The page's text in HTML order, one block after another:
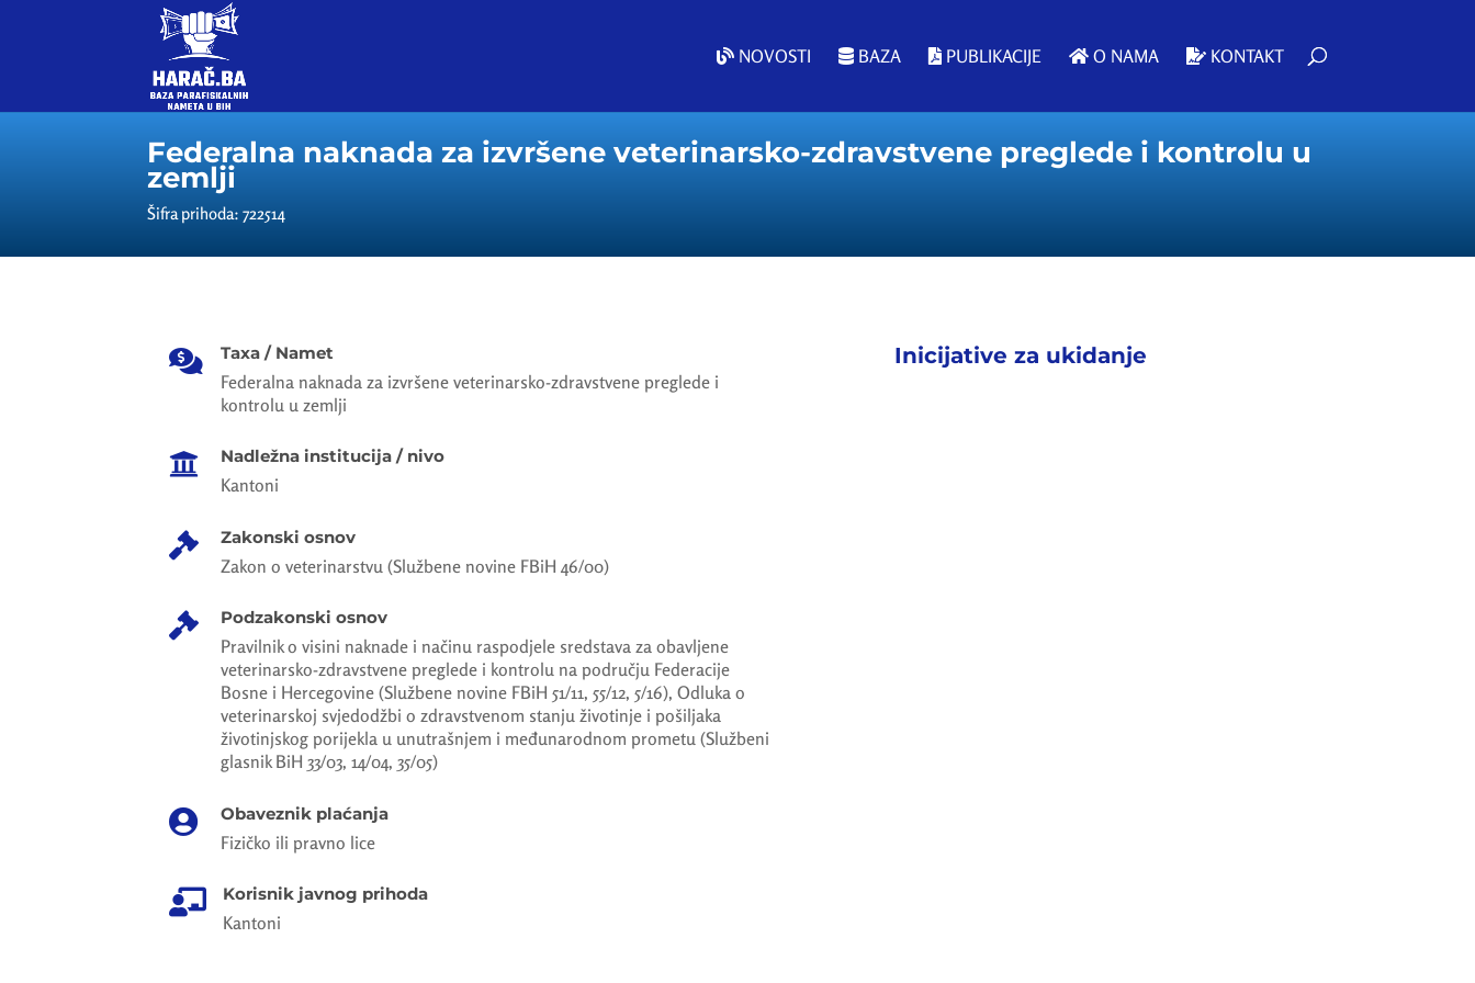
NOVOSTI BAZA PUBLIKACIJE O NAMA KONTAKT
Federalna naknada za izvršene veterinarsko-zdravstvene preglede i kontrolu u
zemlji
Šifra prihoda: 722514
 Taxa / Namet
Federalna naknada za izvršene veterinarsko-zdravstvene preglede i
kontrolu u zemlji
 Nadležna institucija / nivo
Kantoni
 Zakonski osnov
Zakon o veterinarstvu (Službene novine FBiH 46/00)
 Podzakonski osnov
Pravilnik o visini naknade i načinu raspodjele sredstava za obavljene
veterinarsko-zdravstvene preglede i kontrolu na području Federacije
Bosne i Hercegovine (Službene novine FBiH 51/11, 55/12, 5/16), Odluka o
veterinarskoj svjedodžbi o zdravstvenom stanju životinje i pošiljaka
životinjskog porijekla u unutrašnjem i međunarodnom prometu (Službeni
glasnik BiH 33/03, 14/04, 35/05)
 Obaveznik plaćanja
Fizičko ili pravno lice
 Korisnik javnog prihoda
Kantoni
Inicijative za ukidanje